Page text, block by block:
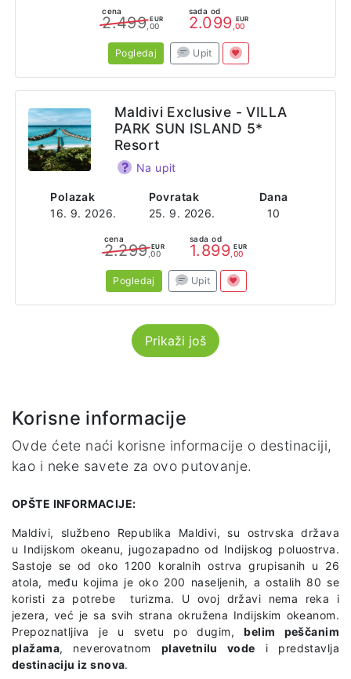
cena
2.499 EUR
,00
sada od
2.099 EUR
,00
Pogledaj Upit
Polazak
16. 9. 2026.
Povratak
25. 9. 2026.
Dana
10
Maldivi Exclusive - VILLA
PARK SUN ISLAND 5*
Resort
Na upit
cena
2.299 EUR
,00
sada od
1.899 EUR
,00
Pogledaj Upit
Prikaži još
Korisne informacije
Ovde ćete naći korisne informacije o destinaciji,
kao i neke savete za ovo putovanje.
OPŠTE INFORMACIJE:
Maldivi, službeno Republika Maldivi, su ostrvska država
u Indijskom okeanu, jugozapadno od Indijskog poluostrva.
Sastoje se od oko 1200 koralnih ostrva grupisanih u 26
atola, među kojima je oko 200 naseljenih, a ostalih 80 se
koristi za potrebe turizma. U ovoj državi nema reka i
jezera, već je sa svih strana okružena Indijskim okeanom.
Prepoznatljiva je u svetu po dugim,belim peščanim
plažama, neverovatnom plavetnilu vode i predstavlja
destinaciju iz snova.